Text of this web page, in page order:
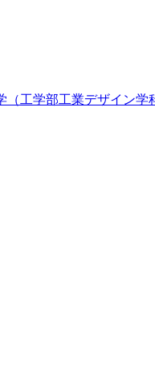
工学部工業デザイン